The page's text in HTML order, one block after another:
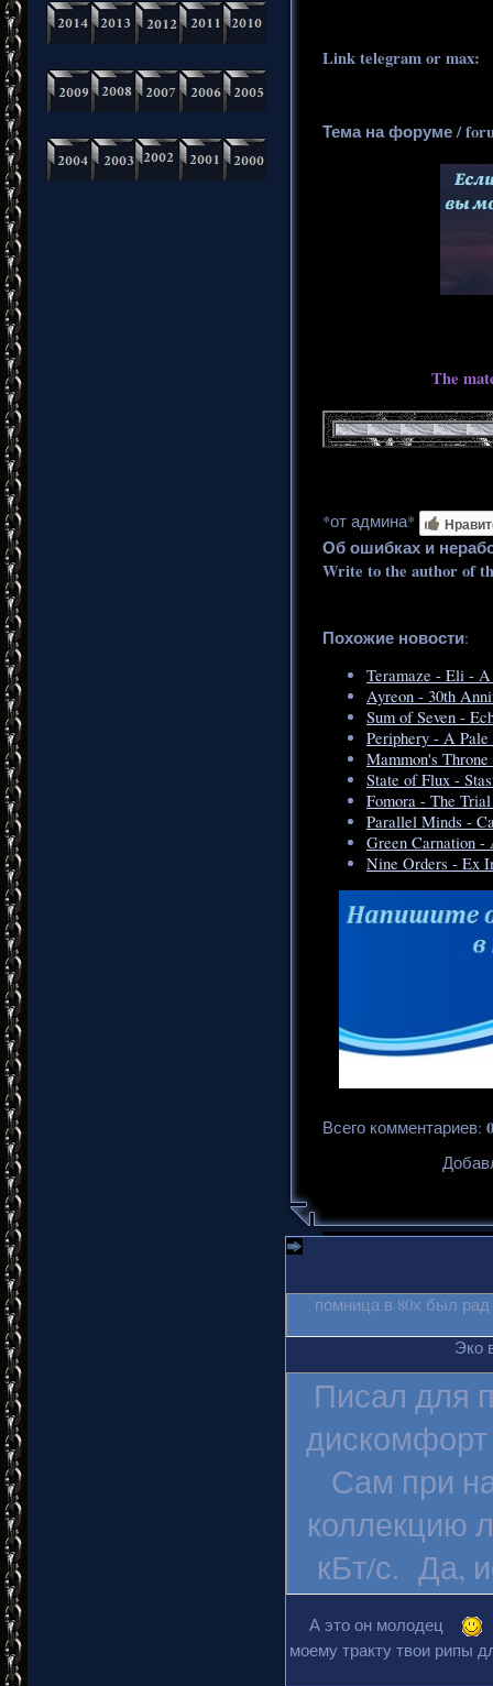
Link telegram or max:
Тема на форуме /
The
*от админа*
Об ошибках и
Write to the author of
Похожие новости:
Teramaze - Eli -
Ayreon - 30th
Sum of Seven -
Periphery - A
Mammon's
State of Flux -
Fomora - The
Parallel Minds -
Green Carnation -
Nine Orders - Ex
Всего комментариев: 0
помница в 80х был
Эко
Писал для
Сам при
коллекцию
кБт/с. Да,
А это он молодец
моему тракту твои рипы